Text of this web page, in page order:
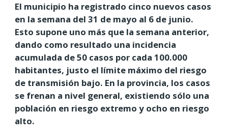
El municipio ha registrado cinco nuevos casos
en la semana del 31 de mayo al 6 de junio.
Esto supone uno más que la semana anterior,
dando como resultado una incidencia
acumulada de 50 casos por cada 100.000
habitantes, justo el límite máximo del riesgo
de transmisión bajo. En la provincia, los casos
se frenan a nivel general, existiendo sólo una
población en riesgo extremo y ocho en riesgo
alto.